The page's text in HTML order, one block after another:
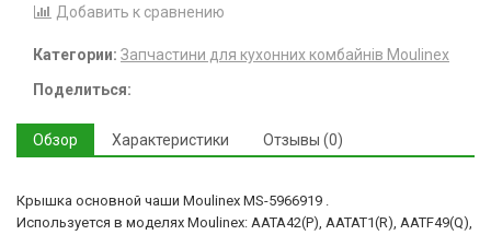
Добавить к сравнению
Категории: Запчастини для кухонних комбайнів Moulinex
Поделиться:
Обзор Характеристики Отзывы (0)
Крышка основной чаши Moulinex MS-5966919 .
Используется в моделях Moulinex: AATA42(P), AATAT1(R), AATF49(Q),